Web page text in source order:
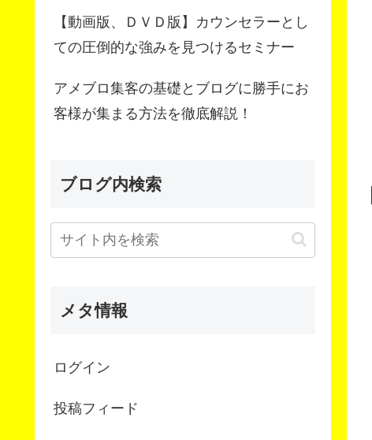
【動画版、ＤＶＤ版】カウンセラーとし
ての圧倒的な強みを見つけるセミナー
アメブロ集客の基礎とブログに勝手にお
客様が集まる方法を徹底解説！
ブログ内検索
メタ情報
ログイン
投稿フィード